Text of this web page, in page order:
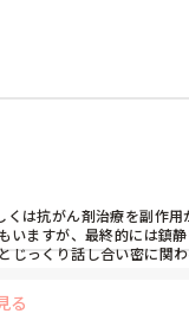
は抗がん剤治療を副作
ますが、最終的には鎮
っくり話し合い密に関
る